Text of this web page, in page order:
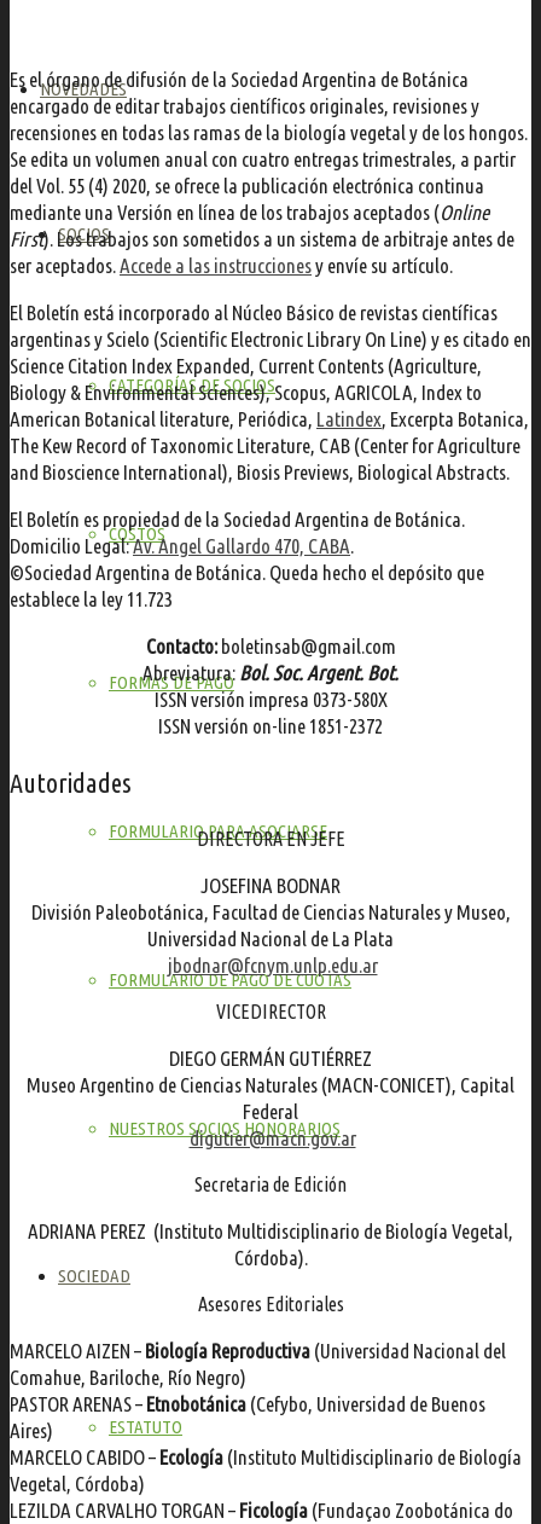
NOVEDADES
SOCIOS
CATEGORÍAS DE SOCIOS
COSTOS
FORMAS DE PAGO
FORMULARIO PARA ASOCIARSE
FORMULARIO DE PAGO DE CUOTAS
NUESTROS SOCIOS HONORARIOS
SOCIEDAD
ESTATUTO
Es el órgano de difusión de la Sociedad Argentina de Botánica
encargado de editar trabajos científicos originales, revisiones y
recensiones en todas las ramas de la biología vegetal y de los hongos.
Se edita un volumen anual con cuatro entregas trimestrales, a partir
del Vol. 55 (4) 2020, se ofrece la publicación electrónica continua
mediante una Versión en línea de los trabajos aceptados (Online
First). Los trabajos son sometidos a un sistema de arbitraje antes de
ser aceptados.Accede a las instruccionesy envíe su artículo.
El Boletín está incorporado al Núcleo Básico de revistas científicas
argentinas y Scielo (Scientific Electronic Library On Line) y es citado en
Science Citation Index Expanded, Current Contents (Agriculture,
Biology & Environmental Sciences), Scopus, AGRICOLA, Index to
American Botanical literature, Periódica, Latindex, Excerpta Botanica,
The Kew Record of Taxonomic Literature, CAB (Center for Agriculture
and Bioscience International), Biosis Previews, Biological Abstracts.
El Boletín es propiedad de la Sociedad Argentina de Botánica.
Domicilio Legal:Av. Angel Gallardo 470, CABA.
©Sociedad Argentina de Botánica. Queda hecho el depósito que
establece la ley 11.723
Contacto:boletinsab@gmail.com
Abreviatura: Bol. Soc. Argent. Bot.
ISSN versión impresa 0373-580X
ISSN versión on-line 1851-2372
Autoridades
DIRECTORA EN JEFE
JOSEFINA BODNAR
División Paleobotánica, Facultad de Ciencias Naturales y Museo,
Universidad Nacional de La Plata
jbodnar@fcnym.unlp.edu.ar
VICEDIRECTOR
DIEGO GERMÁN GUTIÉRREZ
Museo Argentino de Ciencias Naturales (MACN-CONICET), Capital
Federal
digutier@macn.gov.ar
Secretaria de Edición
ADRIANA PEREZ (Instituto Multidisciplinario de Biología Vegetal,
Córdoba).
Asesores Editoriales
MARCELO AIZEN – Biología Reproductiva (Universidad Nacional del
Comahue, Bariloche, Río Negro)
PASTOR ARENAS – Etnobotánica (Cefybo, Universidad de Buenos
Aires)
MARCELO CABIDO – Ecología (Instituto Multidisciplinario de Biología
Vegetal, Córdoba)
LEZILDA CARVALHO TORGAN – Ficología (Fundaçao Zoobotánica do